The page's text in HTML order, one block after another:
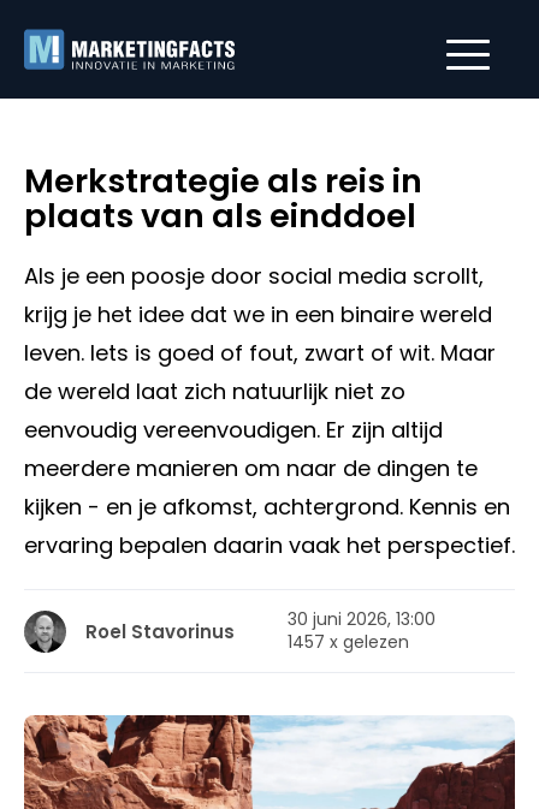
Merkstrategie als reis in
plaats van als einddoel
Als je een poosje door social media scrollt,
krijg je het idee dat we in een binaire wereld
leven. Iets is goed of fout, zwart of wit. Maar
de wereld laat zich natuurlijk niet zo
eenvoudig vereenvoudigen. Er zijn altijd
meerdere manieren om naar de dingen te
kijken - en je afkomst, achtergrond. Kennis en
ervaring bepalen daarin vaak het perspectief.
Roel Stavorinus
30 juni 2026, 13:00
1457 x gelezen